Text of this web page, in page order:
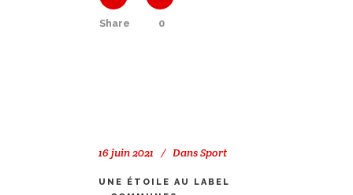
Share 0
16 juin 2021 DansSport
UNE ÉTOILE AU LABEL